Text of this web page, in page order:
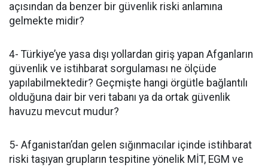
açısından da benzer bir güvenlik riski anlamına
gelmekte midir?
4- Türkiye’ye yasa dışı yollardan giriş yapan Afganların
güvenlik ve istihbarat sorgulaması ne ölçüde
yapılabilmektedir? Geçmişte hangi örgütle bağlantılı
olduğuna dair bir veri tabanı ya da ortak güvenlik
havuzu mevcut mudur?
5- Afganistan’dan gelen sığınmacılar içinde istihbarat
riski taşıyan grupların tespitine yönelik MİT, EGM ve